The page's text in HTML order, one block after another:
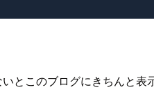
とこのブログにきちんと